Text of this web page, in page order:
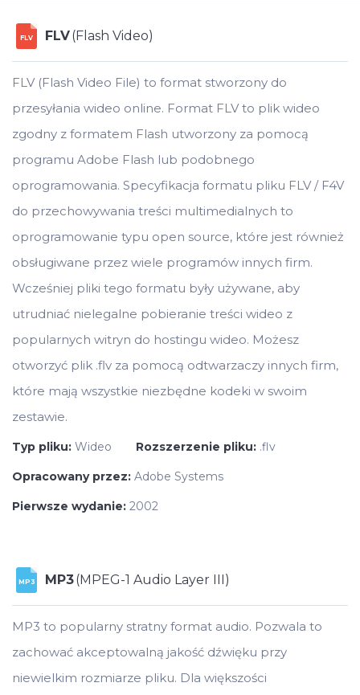
FLV FLV(Flash Video)
FLV (Flash Video File) to format stworzony do
przesyłania wideo online. Format FLV to plik wideo
zgodny z formatem Flash utworzony za pomocą
programu Adobe Flash lub podobnego
oprogramowania. Specyfikacja formatu pliku FLV / F4V
do przechowywania treści multimedialnych to
oprogramowanie typu open source, które jest również
obsługiwane przez wiele programów innych firm.
Wcześniej pliki tego formatu były używane, aby
utrudniać nielegalne pobieranie treści wideo z
popularnych witryn do hostingu wideo. Możesz
otworzyć plik .flv za pomocą odtwarzaczy innych firm,
które mają wszystkie niezbędne kodeki w swoim
zestawie.
Typ pliku: Wideo Rozszerzenie pliku: .flv
Opracowany przez: Adobe Systems
Pierwsze wydanie: 2002
MP3 MP3(MPEG-1 Audio Layer III)
MP3 to popularny stratny format audio. Pozwala to
zachować akceptowalną jakość dźwięku przy
niewielkim rozmiarze pliku. Dla większości